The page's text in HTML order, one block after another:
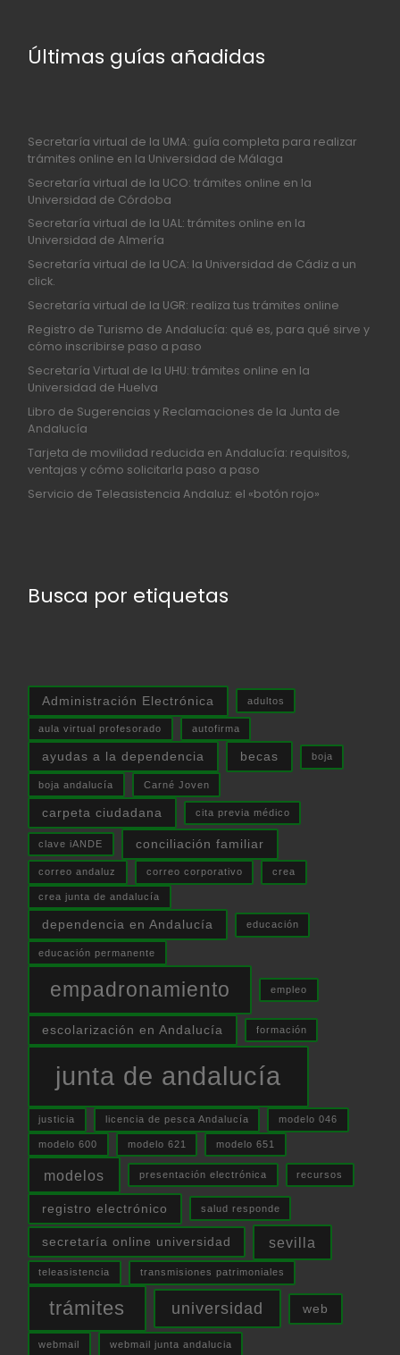
Últimas guías añadidas
Secretaría virtual de la UMA: guía completa para realizar
trámites online en la Universidad de Málaga
Secretaría virtual de la UCO: trámites online en la
Universidad de Córdoba
Secretaría virtual de la UAL: trámites online en la
Universidad de Almería
Secretaría virtual de la UCA: la Universidad de Cádiz a un
click.
Secretaría virtual de la UGR: realiza tus trámites online
Registro de Turismo de Andalucía: qué es, para qué sirve y
cómo inscribirse paso a paso
Secretaría Virtual de la UHU: trámites online en la
Universidad de Huelva
Libro de Sugerencias y Reclamaciones de la Junta de
Andalucía
Tarjeta de movilidad reducida en Andalucía: requisitos,
ventajas y cómo solicitarla paso a paso
Servicio de Teleasistencia Andaluz: el «botón rojo»
Busca por etiquetas
Administración Electrónica adultos
aula virtual profesorado autofirma
ayudas a la dependencia becas boja
boja andalucía Carné Joven
carpeta ciudadana cita previa médico
clave iANDE conciliación familiar
correo andaluz correo corporativo crea
crea junta de andalucía
dependencia en Andalucía educación
educación permanente
empadronamiento empleo
escolarización en Andalucía formación
junta de andalucía
justicia licencia de pesca Andalucía modelo 046
modelo 600 modelo 621 modelo 651
modelos presentación electrónica recursos
registro electrónico salud responde
secretaría online universidad sevilla
teleasistencia transmisiones patrimoniales
trámites universidad web
webmail webmail junta andalucia